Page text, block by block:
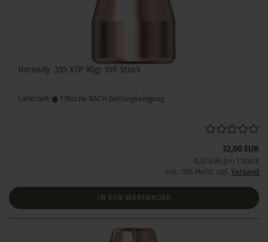
Hornady .355 XTP 90gr 100 Stück
Lieferzeit: 1 Woche NACH Zahlungseingang
32,00 EUR
0,32 EUR pro 1 Stück
inkl. 19% MwSt. zzgl. Versand
IN DEN WARENKORB